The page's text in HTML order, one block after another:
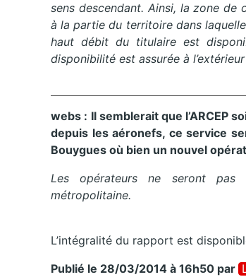
sens descendant. Ainsi, la zone de
à la partie du territoire dans
haut débit du titulaire est
disponibilité est assurée à
webs : Ilsemblerait que l’ARCEP
depuis les aéronefs, ce service
Bouygues où bien un nouvel
Les opérateurs ne seront pas
métropolitaine.
L’intégralité du rapport est
Publié le 28/03/2014 à 16h50 par